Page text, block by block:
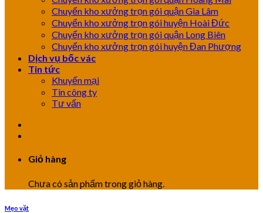
Chuyển kho xưởng trọn gói quận Gia Lâm
Chuyển kho xưởng trọn gói huyện Hoài Đức
Chuyển kho xưởng trọn gói quận Long Biên
Chuyển kho xưởng trọn gói huyện Đan Phượng
Dịch vụ bốc vác
Tin tức
Khuyến mại
Tin công ty
Tư vấn
Giỏ hàng
Chưa có sản phẩm trong giỏ hàng.
Mẹo vặt